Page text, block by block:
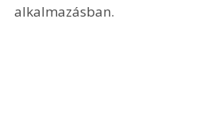
alkalmazásban.